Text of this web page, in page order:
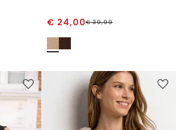
€ 24,00€39,99